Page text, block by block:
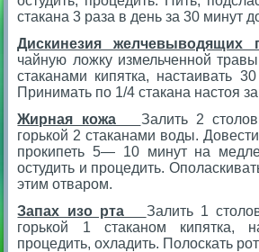
стакана 3 раза в день за 30 минут
Дискинезия
чайную ложку измельченной
стаканами кипятка, настаивать
Принимать по 1/4 стакана настоя
Жирная кожа Залить 2
горькой 2 стаканами воды.
прокипеть 5— 10 минут на
остудить и процедить.
этим отваром.
Запах изо рта Залить 1
горькой 1 стаканом кипятка,
процедить, охладить. Полоскать